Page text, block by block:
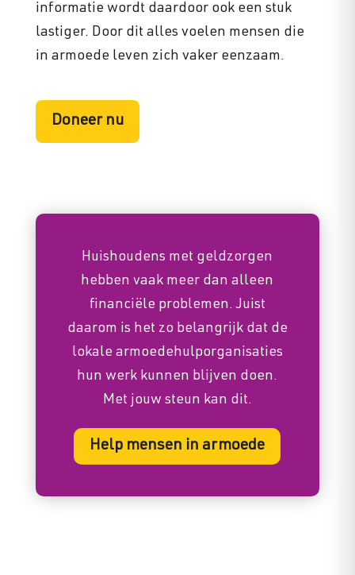
informatie wordt daardoor ook een stuk
lastiger. Door dit alles voelen mensen die
in armoede leven zich vaker eenzaam.
Doneer nu
Huishoudens met geldzorgen
hebben vaak meer dan alleen
financiële problemen. Juist
daarom is het zo belangrijk dat de
lokale armoedehulporganisaties
hun werk kunnen blijven doen.
Met jouw steun kan dit.
Help mensen in armoede